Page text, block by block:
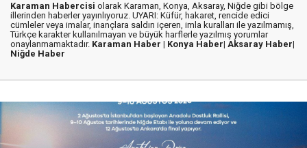
Karaman Habercisi olarak Karaman, Konya, Aksaray, Niğde gibi bölge
illerinden haberler yayınlıyoruz. UYARI: Küfür, hakaret, rencide edici
cümleler veya imalar, inançlara saldırı içeren, imla kuralları ile yazılmamış,
Türkçe karakter kullanılmayan ve büyük harflerle yazılmış yorumlar
onaylanmamaktadır. Karaman Haber | Konya Haber| Aksaray Haber|
Niğde Haber